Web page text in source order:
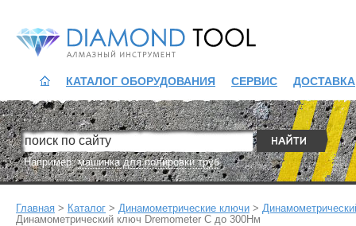
Diamond Tool
КАТАЛОГ ОБОРУДОВАНИЯ СЕРВИС ДОСТАВКА
Например:машинка для полировки труб
Главная > Каталог > Динамометрические ключи >
Динамометрический ключ Dremometer C до 300Нм